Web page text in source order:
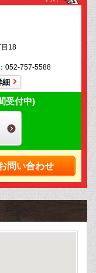
目18
052-757-5588
細
受付中)
問い合わせ